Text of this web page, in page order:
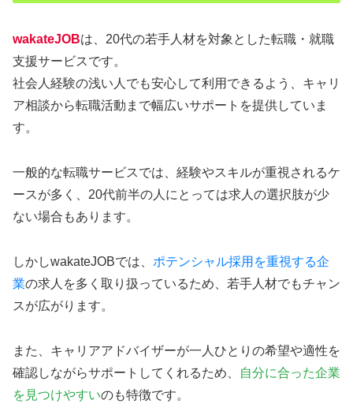
wakateJOBは、20代の若手人材を対象とした転職・就職
支援サービスです。
社会人経験の浅い人でも安心して利用できるよう、キャリ
ア相談から転職活動まで幅広いサポートを提供していま
す。
一般的な転職サービスでは、経験やスキルが重視されるケ
ースが多く、20代前半の人にとっては求人の選択肢が少
ない場合もあります。
しかしwakateJOBでは、 ポテンシャル採用を重視する企
業の求人を多く取り扱っているため、若手人材でもチャン
スが広がります。
また、キャリアアドバイザーが一人ひとりの希望や適性を
確認しながらサポートしてくれるため、
自分に合った企業
を見つけやすいのも特徴です。